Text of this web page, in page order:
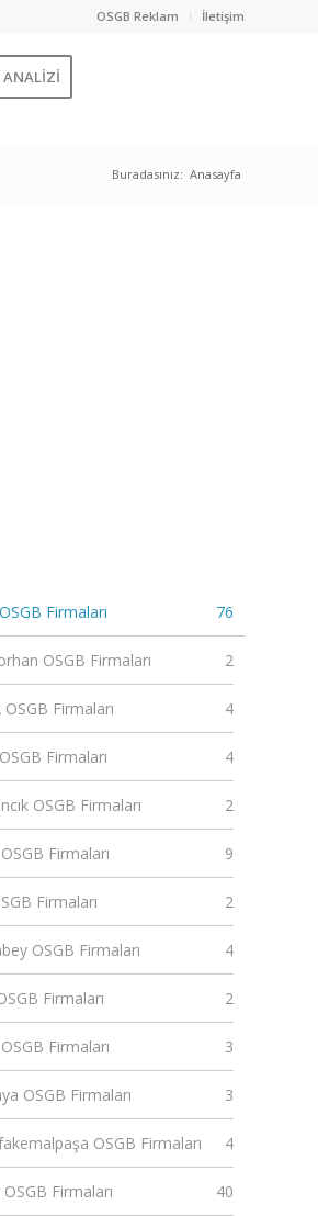
OSGB Reklam İletişim
ANALİZİ
Buradasınız: Anasayfa
Firmaları 76
OSGB Firmaları 2
Firmaları 4
Firmaları 4
OSGB Firmaları 2
Firmaları 9
Firmaları 2
OSGB Firmaları 4
Firmaları 2
Firmaları 3
OSGB Firmaları 3
OSGB Firmaları 4
Firmaları 40